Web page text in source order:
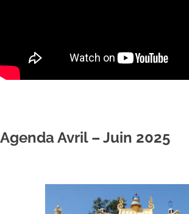
Agenda Avril – Juin 2025